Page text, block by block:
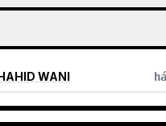
WANI